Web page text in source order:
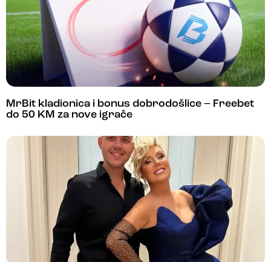
MrBit kladionica i bonus dobrodošlice – Freebet
do 50 KM za nove igrače